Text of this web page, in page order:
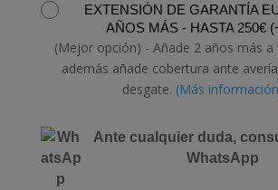
EXTENSIÓN DE GARANTÍA
AÑOS MÁS - HASTA 250€ (
(Mejor opción) - Añade 2 años más
además añade cobertura ante
desgate. (Más
Ante cualquier duda,
WhatsApp